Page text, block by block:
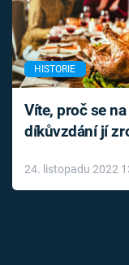
HISTORIE
Víte, proč se na
díkůvzdání jí
24. listopadu 2022